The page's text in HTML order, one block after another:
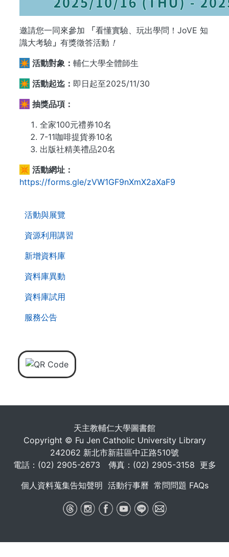
活動與展覽
資源利用講習
新增資料庫
資料庫異動
資料庫試用
服務公告
邀請您一同來參加 「看懂實驗、玩出學問！JoVE 知
識大考驗 」 有獎徵答活動 ！
✴️ 活動對象： 輔仁大學全體師生
✴️ 活動起迄： 即日起至2025/11/30
✴️ 抽獎品項：
全家100元禮券10名
7-11咖啡提貨券10名
出版社精美禮品20名
✴️ 活動網址：
https://forms.gle/zVW1GF9nXmX2aXaF9
天主教輔仁大學圖書館
Copyright © Fu Jen Catholic University Library
242062 新北市新莊區中正路510號
電話：(02) 2905-2673 傳真：(02) 2905-3158 更多
個人資料蒐集告知聲明 活動行事曆 常問問題 FAQs